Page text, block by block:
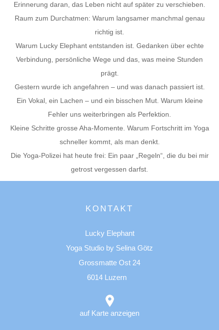
Erinnerung daran, das Leben nicht auf später zu verschieben.
Raum zum Durchatmen: Warum langsamer manchmal genau
richtig ist.
Warum Lucky Elephant entstanden ist. Gedanken über echte
Verbindung, persönliche Wege und das, was meine Stunden
prägt.
Gestern wurde ich angefahren – und was danach passiert ist.
Ein Vokal, ein Lachen – und ein bisschen Mut. Warum kleine
Fehler uns weiterbringen als Perfektion.
Kleine Schritte grosse Aha-Momente. Warum Fortschritt im Yoga
schneller kommt, als man denkt.
Die Yoga-Polizei hat heute frei: Ein paar „Regeln“, die du bei mir
getrost vergessen darfst.
KONTAKT
Lucky Elephant
Yoga Studio by Selina Götz
Grossmatte Ost 24
6014 Luzern
auf Karte anzeigen